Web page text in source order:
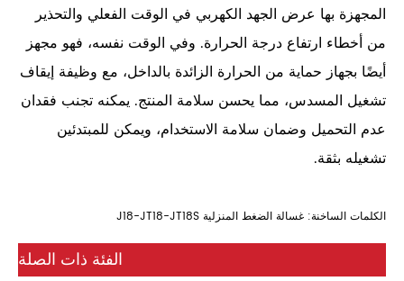
المجهزة بها عرض الجهد الكهربي في الوقت الفعلي والتحذير
من أخطاء ارتفاع درجة الحرارة. وفي الوقت نفسه، فهو مجهز
أيضًا بجهاز حماية من الحرارة الزائدة بالداخل، مع وظيفة إيقاف
تشغيل المسدس، مما يحسن سلامة المنتج. يمكنه تجنب فقدان
عدم التحميل وضمان سلامة الاستخدام، ويمكن للمبتدئين
تشغيله بثقة.
الكلمات الساخنة: غسالة الضغط المنزلية J18-JT18-JT18S
الفئة ذات الصلة